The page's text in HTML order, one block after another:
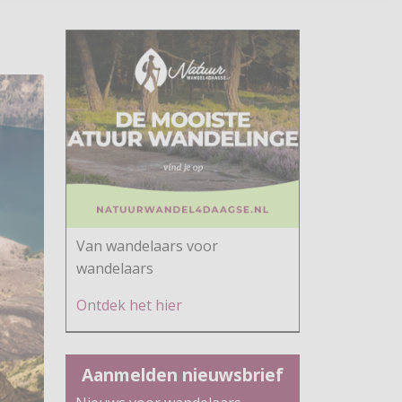
Van wandelaars voor
wandelaars
Ontdek het hier
Aanmelden nieuwsbrief